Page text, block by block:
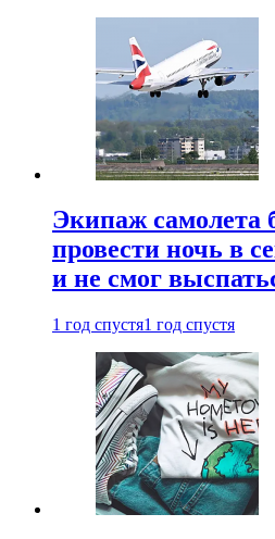
Экипаж
провести ночь в
и не смог
1 год спустя1 год спустя